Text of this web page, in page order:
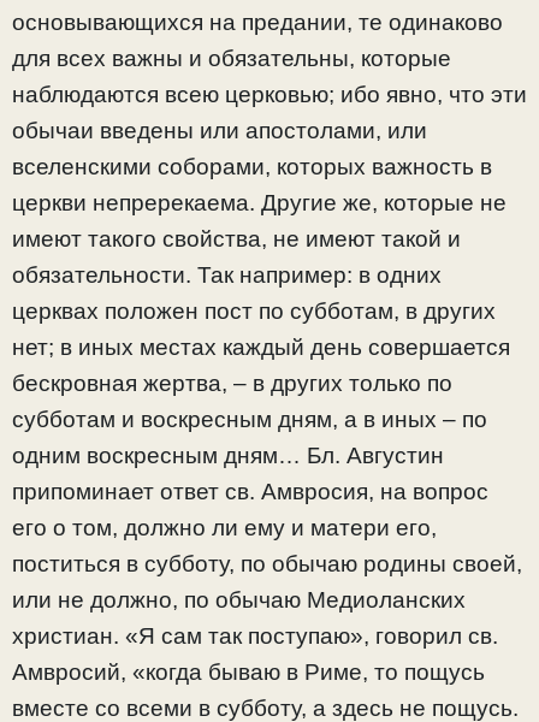
основывающихся на предании, те одинаково
для всех важны и обязательны, которые
наблюдаются всею церковью; ибо явно, что эти
обычаи введены или апостолами, или
вселенскими соборами, которых важность в
церкви непререкаема. Другие же, которые не
имеют такого свойства, не имеют такой и
обязательности. Так например: в одних
церквах положен пост по субботам, в других
нет; в иных местах каждый день совершается
бескровная жертва, – в других только по
субботам и воскресным дням, а в иных – по
одним воскресным дням… Бл. Августин
припоминает ответ св. Амвросия, на вопрос
его о том, должно ли ему и матери его,
поститься в субботу, по обычаю родины своей,
или не должно, по обычаю Медиоланских
христиан. «Я сам так поступаю», говорил св.
Амвросий, «когда бываю в Риме, то пощусь
вместе со всеми в субботу, а здесь не пощусь.